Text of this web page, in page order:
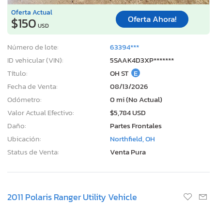
Oferta Actual
$150 USD
Oferta Ahora!
Número de lote:
63394***
ID vehicular (VIN):
5SAAK4D3XP*******
Título:
OH ST E
Fecha de Venta:
08/13/2026
Odómetro:
0 mi (No Actual)
Valor Actual Efectivo:
$5,784 USD
Daño:
Partes Frontales
Ubicación:
Northfield, OH
Status de Venta:
Venta Pura
2011 Polaris Ranger Utility Vehicle